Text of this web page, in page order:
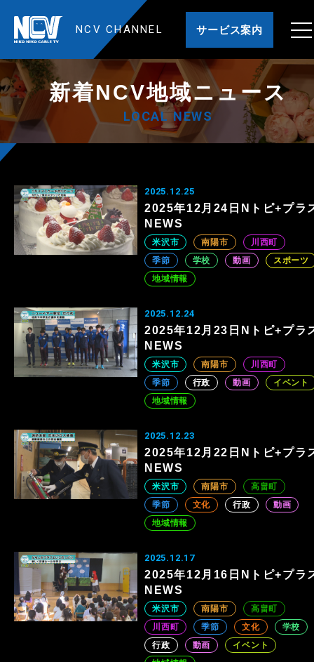
NCV CHANNEL サービス案内
新着NCV地域ニュース
LOCAL NEWS
2025.12.25
2025年12月24日Nトピ+プラ
NEWS
米沢市 南陽市
川西町
季節
学校 動画
スポーツ
地域情報
2025.12.24
2025年12月23日Nトピ+プラ
NEWS
米沢市 南陽市
川西町
季節
行政 動画
イベント
地域情報
2025.12.23
2025年12月22日Nトピ+プラ
NEWS
米沢市 南陽市
高畠町
季節
文化 行政
動画
地域情報
2025.12.17
2025年12月16日Nトピ+プラ
NEWS
米沢市 南陽市
高畠町
川西町
季節 文化
学校
行政
動画
イベント